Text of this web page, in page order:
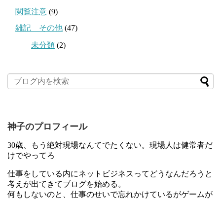
閲覧注意 (9)
雑記 その他 (47)
未分類 (2)
神子のプロフィール
30歳、もう絶対現場なんてでたくない。現場人は健常者だ
けでやってろ
仕事をしている内にネットビジネスってどうなんだろうと
考えが出てきてブログを始める。
何もしないのと、仕事のせいで忘れかけているがゲームが